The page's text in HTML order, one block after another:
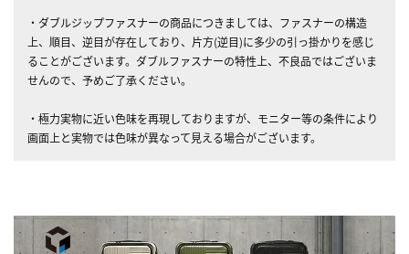
・ダブルジップファスナーの商品につきましては、ファスナーの構造
上、順目、逆目が存在しており、片方(逆目)に多少の引っ掛かりを感じ
ることがございます。ダブルファスナーの特性上、不良品ではございま
せんので、予めご了承ください。
・極力実物に近い色味を再現しておりますが、モニター等の条件により
画面上と実物では色味が異なって見える場合がございます。